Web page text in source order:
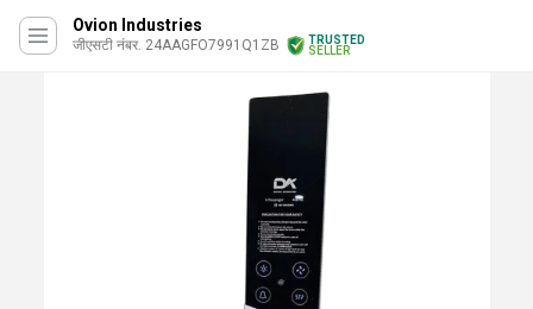
Ovion Industries
जीएसटी नंबर. 24AAGFO7991Q1ZB
TRUSTED
SELLER